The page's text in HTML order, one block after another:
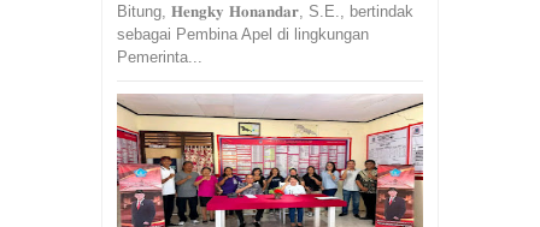
Bitung, 𝐇𝐞𝐧𝐠𝐤𝐲 𝐇𝐨𝐧𝐚𝐧𝐝𝐚𝐫, S.E., bertindak
sebagai Pembina Apel di lingkungan
Pemerinta...